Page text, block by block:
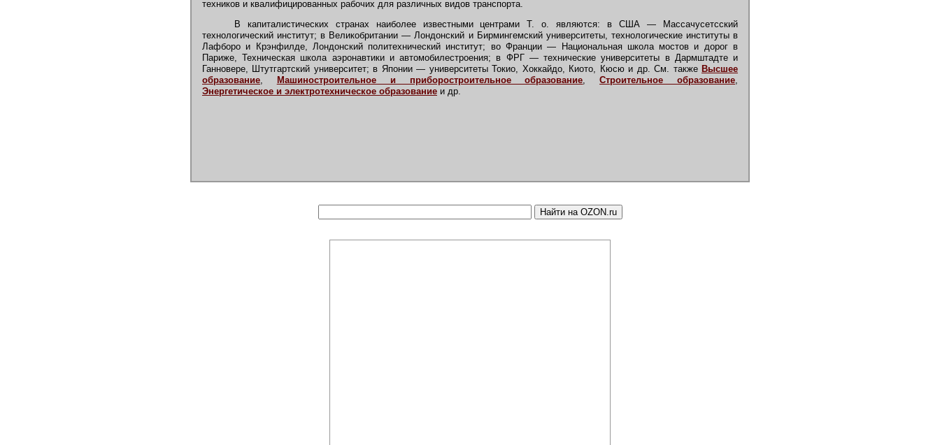
техников и квалифицированных рабочих для различных видов транспорта.
В капиталистических странах наиболее известными центрами Т. о. являются: в США — Массачусетсский
технологический институт; в Великобритании — Лондонский и Бирмингемский университеты, технологические институты в
Лафборо и Крэнфилде, Лондонский политехнический институт; во Франции — Национальная школа мостов и дорог в
Париже, Техническая школа аэронавтики и автомобилестроения; в ФРГ — технические университеты в Дармштадте и
Ганновере, Штутгартский университет; в Японии — университеты Токио, Хоккайдо, Киото, Кюсю и др. См. также Высшее
образование, Машиностроительное и приборостроительное образование,Строительное образование,
Энергетическое и электротехническое образование и др.